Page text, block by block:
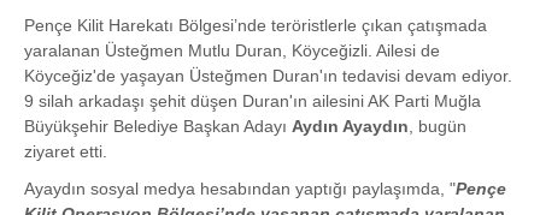
Pençe Kilit Harekatı Bölgesi’nde teröristlerle çıkan çatışmada
yaralanan Üsteğmen Mutlu Duran, Köyceğizli. Ailesi de
Köyceğiz'de yaşayan Üsteğmen Duran'ın tedavisi devam ediyor.
9 silah arkadaşı şehit düşen Duran'ın ailesini AK Parti Muğla
Büyükşehir Belediye Başkan Adayı Aydın Ayaydın, bugün
ziyaret etti.
Ayaydın sosyal medya hesabından yaptığı paylaşımda, "Pençe